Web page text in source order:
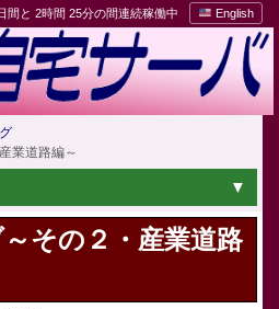
間と 2時間 25分の間連続稼働中 English
業道路編～
その２・産業道路